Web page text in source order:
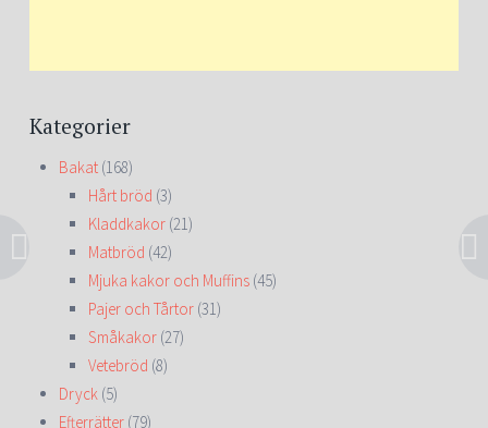
Kategorier
Bakat (168)
Hårt bröd (3)
Kladdkakor (21)
Matbröd (42)
Mjuka kakor och Muffins (45)
Pajer och Tårtor (31)
Småkakor (27)
Vetebröd (8)
Dryck (5)
Efterrätter (79)